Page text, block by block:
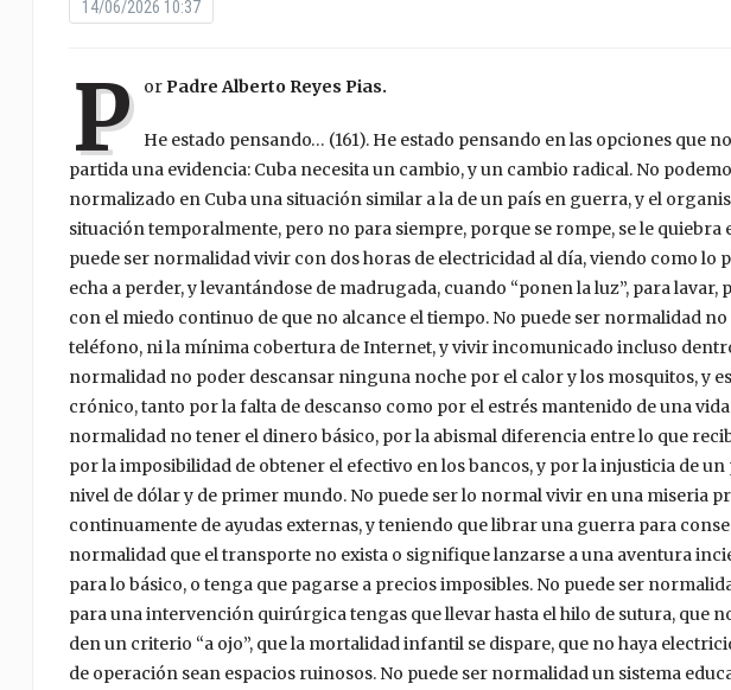
14/06/2026 10:37
P or Padre Alberto Reyes Pias.
He estado pensando… (161). He estado pensando en las opciones que
partida una evidencia: Cuba necesita un cambio, y un cambio radical. No
normalizado en Cuba una situación similar a la de un país en guerra, y el
situación temporalmente, pero no para siempre, porque se rompe, se le quiebra
puede ser normalidad vivir con dos horas de electricidad al día, viendo como lo
echa a perder, y levantándose de madrugada, cuando “ponen la luz”, para
con el miedo continuo de que no alcance el tiempo. No puede ser normalidad
teléfono, ni la mínima cobertura de Internet, y vivir incomunicado incluso
normalidad no poder descansar ninguna noche por el calor y los mosquitos, y
crónico, tanto por la falta de descanso como por el estrés mantenido de una
normalidad no tener el dinero básico, por la abismal diferencia entre lo que
por la imposibilidad de obtener el efectivo en los bancos, y por la injusticia de
nivel de dólar y de primer mundo. No puede ser lo normal vivir en una miseria
continuamente de ayudas externas, y teniendo que librar una guerra para
normalidad que el transporte no exista o signifique lanzarse a una aventura
para lo básico, o tenga que pagarse a precios imposibles. No puede ser
para una intervención quirúrgica tengas que llevar hasta el hilo de sutura, que
den un criterio “a ojo”, que la mortalidad infantil se dispare, que no haya
de operación sean espacios ruinosos. No puede ser normalidad un sistema